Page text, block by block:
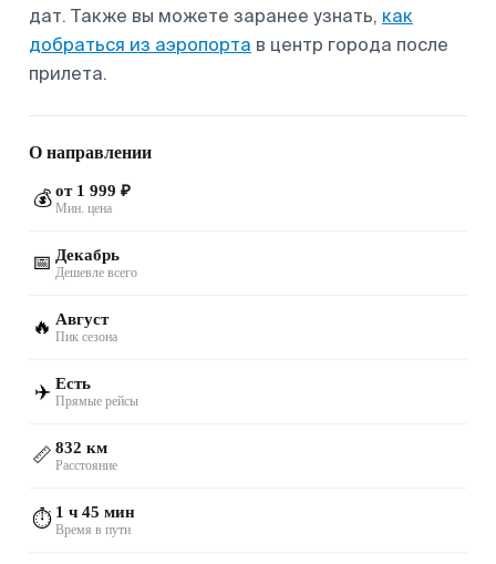
дат. Также вы можете заранее узнать, как
добраться из аэропорта в центр города после
прилета.
О направлении
💰 от 1 999 ₽
Мин. цена
📅 Декабрь
Дешевле всего
🔥 Август
Пик сезона
✈️ Есть
Прямые рейсы
📏 832 км
Расстояние
⏱️ 1 ч 45 мин
Время в пути